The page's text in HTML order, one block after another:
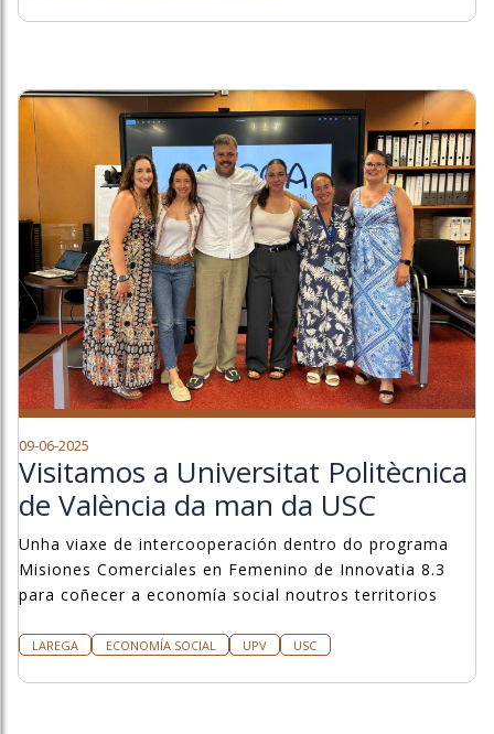
09-06-2025
Visitamos a Universitat Politècnica
de València da man da USC
Unha viaxe de intercooperación dentro do programa
Misiones Comerciales en Femenino de Innovatia 8.3
para coñecer a economía social noutros territorios
LAREGA ECONOMÍA SOCIAL UPV USC